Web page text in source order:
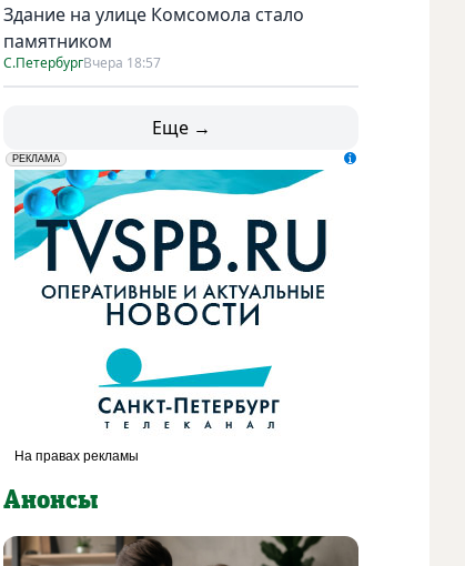
Здание на улице Комсомола стало
памятником
С.ПетербургВчера 18:57
Еще →
erid: LdtCK5udn
РЕКЛАМА
АО "ГАТР", ИНН: 7841320717
Анонсы